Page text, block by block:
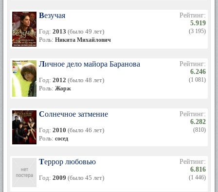
Везучая
Год: 2013 (было 49 лет)
Роль: Никита Михайлович
Рейтинг:
5.919
(3 195)
Личное дело майора Баранова
Год: 2012 (было 48 лет)
Роль: Жорж
Рейтинг:
6.246
(1 081)
Солнечное затмение
Год: 2010 (было 46 лет)
Роль: сосед
Рейтинг:
6.282
(810)
Террор любовью
Год: 2009 (было 45 лет)
Рейтинг:
6.816
(1 446)